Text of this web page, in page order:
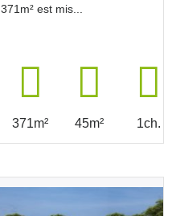
371m² est mis...
371m² 45m² 1ch.